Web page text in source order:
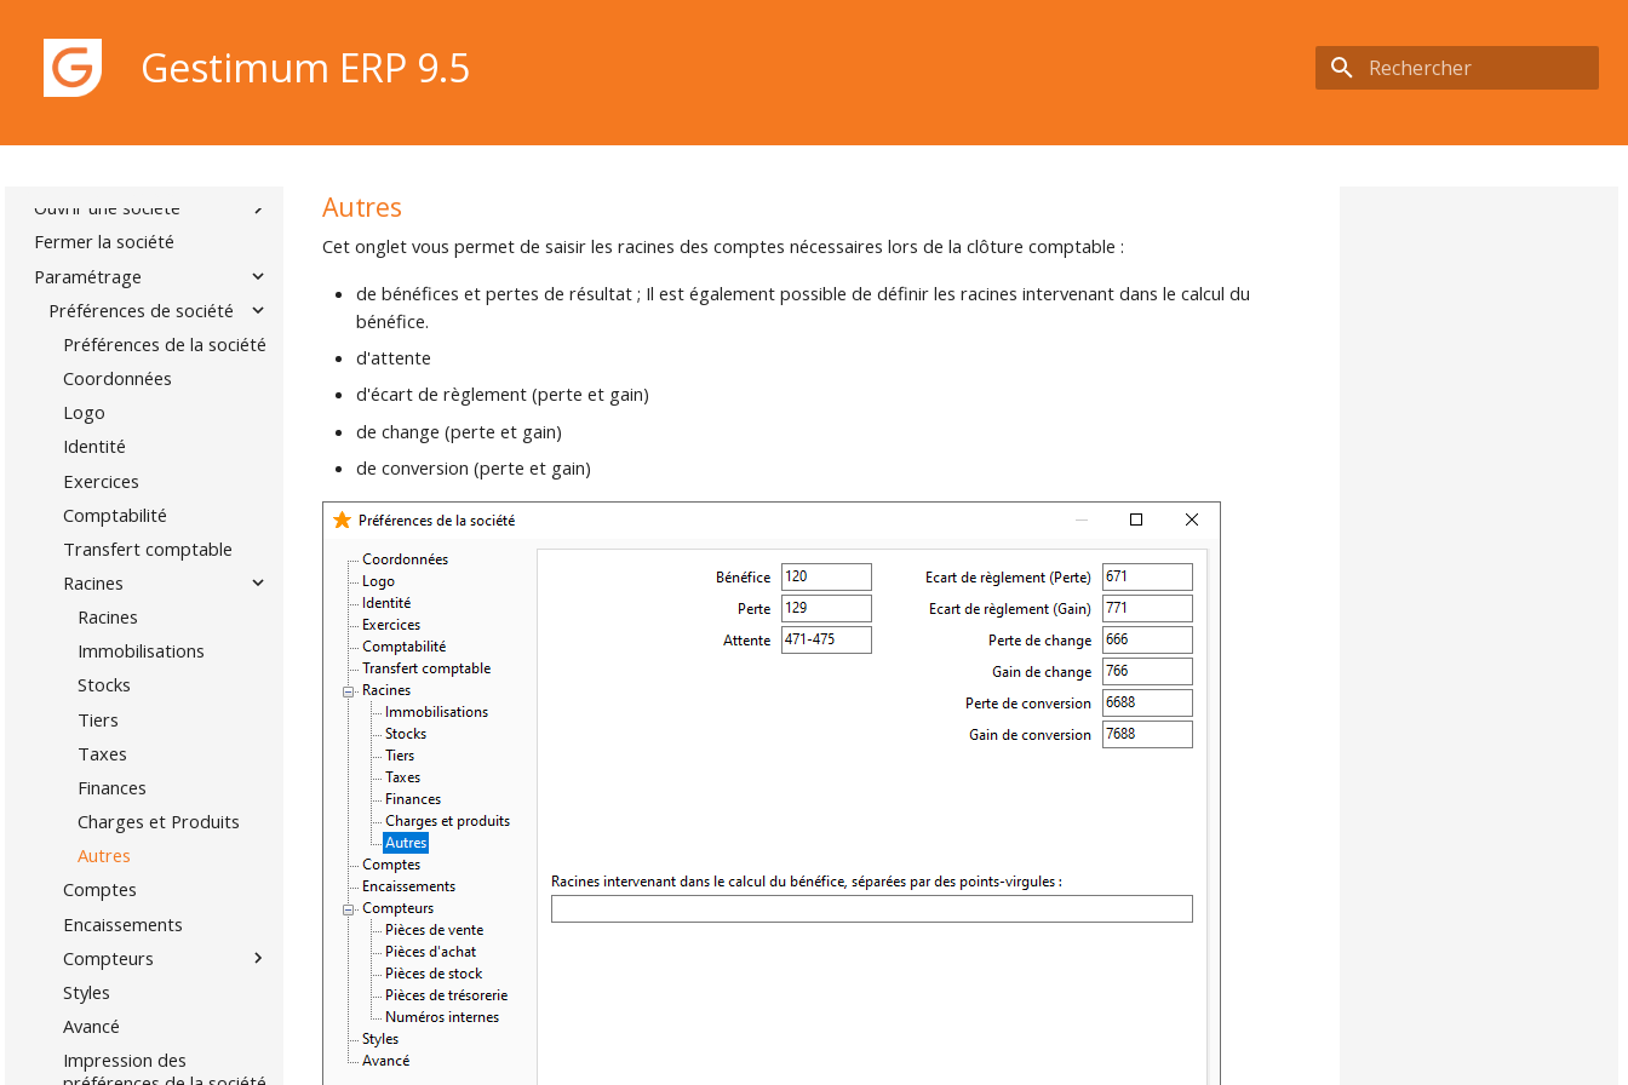
Gestimum ERP 9.5
INSTALLATION
NOTES DE VERSION
SOCIÉTÉ
Ouvrir une société
Fermer la société
Paramétrage
Préférences de société
Préférences de la société
Coordonnées
Logo
Identité
Exercices
Comptabilité
Transfert comptable
Racines
Racines
Immobilisations
Stocks
Tiers
Taxes
Finances
Charges et Produits
Autres
Comptes
Encaissements
Compteurs
Styles
Avancé
Impression des
Autres
Cet onglet vous permet de saisir les racines des comptes nécessaires lors de la clôture comptable :
de bénéfices et pertes de résultat ; Il est également possible de définir les racines intervenant dans le calcul du
bénéfice.
d'attente
d'écart de règlement (perte et gain)
de change (perte et gain)
de conversion (perte et gain)